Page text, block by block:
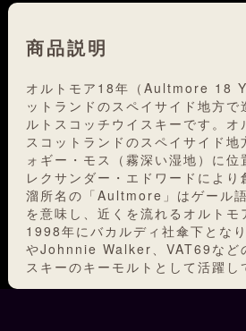
商品説明
オルトモア18年（Aultmore 18
ットランドのスペイサイド地方で
ルトスコッチウイスキーです。オ
スコットランドのスペイサイド地
ォギー・モス（霧深い湿地）に
レクサンダー・エドワードによ
溜所名の「Aultmore」はゲール語
を意味し、近くを流れるオルトモ
1998年にバカルディ社傘下とな
やJohnnie Walker、VAT69など
スキーのキーモルトとして活躍し